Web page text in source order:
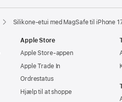
Silikone-etui med MagSafe til iPhone
Apple Store
Apple Store-appen
Apple Trade In
Ordrestatus
Hjælp til at shoppe